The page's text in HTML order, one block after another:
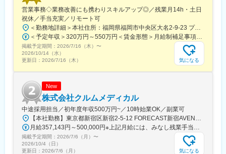
変更の範囲：会社の定める業務
Infrastructure: AWS
Tools: Salesforce
Data：DWH/BI（Radshift/Quicksight)
■所属組織
2025年7月に発足したDX推進部には3名が在籍。（部長1名、PM2
名/40代）PMと横並びの立場で開発リードいただきたいと考えて
ェーズでのDX推進や組織立ち上げに興味をお持ちの方をお待ちし
ています。
■働きやすい環境
フルリモート可能。関東近郊・札幌市内にお住まいの場合、対面
コミュニケーションが必要な場合や参画初期で出社頂く可能性が
あります。子育てと両立して活躍している社員もおり、柔軟な働
き方が可能です。
営業事務◇業務改善にも携わりスキルアップ◎／残業月14h・土日
祝休／手当充実／リモート可
＜勤務地詳細＞本社住所：福岡県福岡市中央区大名2-9-23 プリオ福岡ビル勤務地最寄駅：地下鉄空港線／天神駅受動喫煙対策：屋内全面禁煙変更の範囲：会社の定める事業所
＜予定年収＞320万円～550万円＜賃金形態＞月給制補足事項なし＜賃金内訳＞月額（基本給）：200,000円～246,000円その他固定手当/月：20,000円～110,000円＜月給＞220,000円～356,000円＜昇給有無＞有＜残業手当＞有＜給与補足＞※実際の年収は面談・面接後に経歴や能力に応じて決定します※求人票の想定年収に当てはまらないケースも発生する可能性があります賞与年2回（2025年度実績4.4ヶ月）、昇給年1回住宅補助手当、家族手当、残業手当、休日出勤手当など賃金はあくまでも目安の金額であり、選考を通じて上下する可能性があります。月給(月額)は固定手当を含めた表記です。
掲載予定期間： 2026/7/16（木） 〜
2026/10/14（水）
更新日： 2026/7/16（木） 気になる
New
株式会社クルムメディカル
中途採用担当／初年度年収500万円~／10時始業OK／副業可
【本社勤務】東京都新宿区新宿2-5-12 FORECAST新宿AVENUE 8F【アクセス】東京メトロ丸ノ内線 / 新宿三丁目駅 徒歩約3分東京メトロ副都心線 / 新宿三丁目駅 徒歩約3分都営新宿線 / 新宿三丁目駅 徒歩約3分JR山手線 / 新宿駅 徒歩約7分
月給357,143円～500,000円※上記月給には、みなし残業手当（月6時間分／14,597円～23,000円）を含みます。超過分は別途支給します。
掲載予定期間： 2026/7/6（月） 〜
2026/10/4（日）
更新日： 2026/7/6（月） 気になる